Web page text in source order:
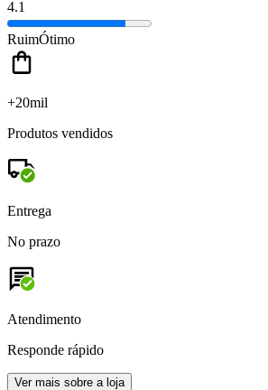
4.1
RuimÓtimo
+20mil
Produtos vendidos
Entrega
No prazo
Atendimento
Responde rápido
Ver mais sobre a loja